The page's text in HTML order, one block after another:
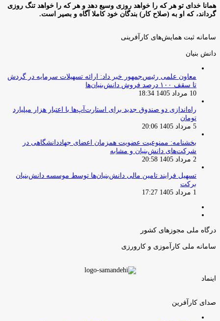
همانا خدای تو هر که را خواهد روزی وسیع دهد و هر که را خواهد تنگ روزی
گرداند، که او به (صلاح کار) بندگان خود کاملا آگاه و بصیر است.
سامانه ثبت همایش‌های کارآفرینی
دانش‌ بنیان‌
معاون علمی رئیس‌جمهور خبر داد: ارائه تسهیلات سرمایه در گردش
تا سقف ۱۰۰ درصد فروش دانش‌بنیان‌ها
10 مرداد 1405 18:34
راه‌اندازی دو صندوق جدید برای استارت‌آپ‌ها با اعتبار هزار میلیارد
تومان
5 مرداد 1405 20:06
بخشنامه: ممنوعیت عضویت همزمان اعضای جهاددانشگاهی در
شرکت‌های دانش‌بنیان و مشابه
2 مرداد 1405 20:58
تسهیل فرایند تامین مالی دانش‌بنیان‌ها توسط موسسه دانش‌بنیان
برکت
1 مرداد 1405 17:27
درگاه ملی مجوزهای کشور
سامانه ملی کارآموزی و کارورزی
اینماد
صدای کارآفرین